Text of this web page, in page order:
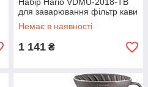
для заварювання фільтр кави
Немає в наявності
1 141 ₴